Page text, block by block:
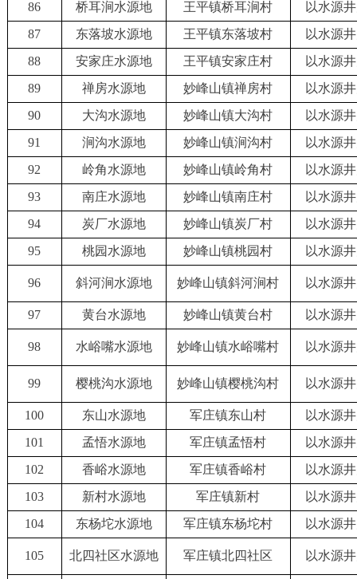
86
桥耳涧水源地 王平镇桥耳涧村
以水源
87
东落坡水源地 王平镇东落坡村
以水源
88
安家庄水源地 王平镇安家庄村
以水源
89
禅房水源地 妙峰山镇禅房村
以水源
90
大沟水源地 妙峰山镇大沟村
以水源
91
涧沟水源地 妙峰山镇涧沟村
以水源
92
岭角水源地 妙峰山镇岭角村
以水源
93
南庄水源地 妙峰山镇南庄村
以水源
94
炭厂水源地 妙峰山镇炭厂村
以水源
95
桃园水源地 妙峰山镇桃园村 以水源
96 斜河涧水源地 妙峰山镇斜河涧村 以水源
97 黄台水源地 妙峰山镇黄台村 以水源
98 水峪嘴水源地 妙峰山镇水峪嘴村 以水源
99 樱桃沟水源地 妙峰山镇樱桃沟村 以水源
100 东山水源地 军庄镇东山村
以水源
101
孟悟水源地 军庄镇孟悟村
以水源
102
香峪水源地 军庄镇香峪村
以水源
103
新村水源地 军庄镇新村
以水源
104
东杨坨水源地 军庄镇东杨坨村 以水源
105 北四社区水源地 军庄镇北四社区 以水源